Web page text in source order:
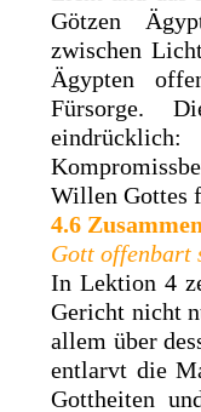
Götzen
zwischen
Ägypten
Fürsorge.
Willen Gottes
4.6
Gott offenbart
In Lektion 4
Gericht nicht
allem über
entlarvt die
Gottheiten